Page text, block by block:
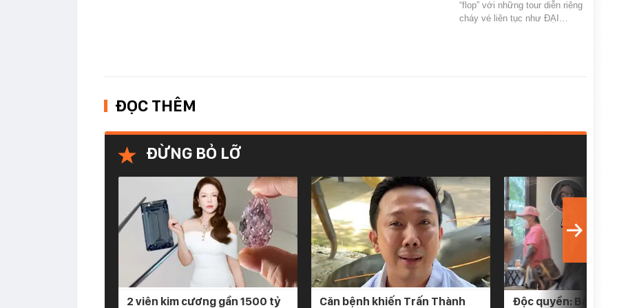
“flop” với những tour diễn riêng
cháy vé liên tục như ĐẠI…
ĐỌC THÊM
ĐỪNG BỎ LỠ
2 viên kim cương gần 1500 tỷ Căn bệnh khiến Trấn Thành Độc quyền: Bắt gặp